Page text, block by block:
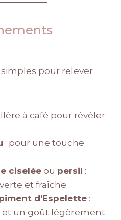
pour relever
à café pour révéler
: pour une touche
ciselée ou persil :
et fraîche.
d’Espelette :
un goût légèrement